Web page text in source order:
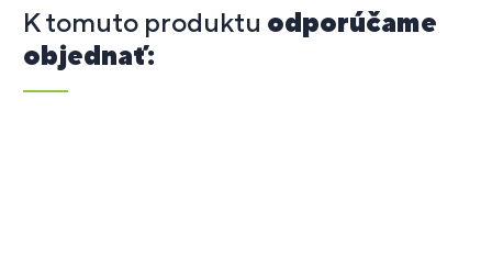
K tomuto produktu odporúčame
objednať: